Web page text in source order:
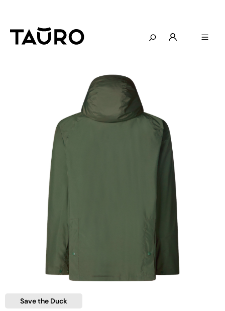
Save the Duck